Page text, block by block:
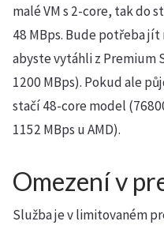
malé VM s 2-core, tak do
48 MBps. Bude potřeba
abyste vytáhli z Premium
1200 MBps). Pokud ale
stačí 48-core model
1152 MBps u AMD).
Omezení v
Služba je v limitovaném